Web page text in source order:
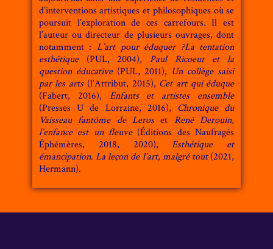
d’interventions artistiques et philosophiques où se
poursuit l’exploration de ces carrefours. Il est
l’auteur ou directeur de plusieurs ouvrages, dont
notamment : L’art pour éduquer ?La tentation
esthétique(PUL, 2004), Paul Ricoeur et la
question éducative(PUL, 2011), Un collège saisi
par les arts(l’Attribut, 2015), Cet art qui éduque
(Fabert, 2016), Enfants et artistes ensemble
(Presses U de Lorraine, 2016), Chronique du
Vaisseau fantôme de Leroset René Derouin,
l’enfance est un fleuve(Éditions des Naufragés
Éphémères, 2018, 2020),Esthétique et
émancipation. La leçon de l’art, malgré tout(2021,
Hermann).